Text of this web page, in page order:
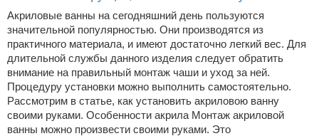
Акриловые ванны на сегодняшний день пользуются
значительной популярностью. Они производятся из
практичного материала, и имеют достаточно легкий вес. Для
длительной службы данного изделия следует обратить
внимание на правильный монтаж чаши и уход за ней.
Процедуру установки можно выполнить самостоятельно.
Рассмотрим в статье, как установить акриловою ванну
своими руками. Особенности акрила Монтаж акриловой
ванны можно произвести своими руками. Это